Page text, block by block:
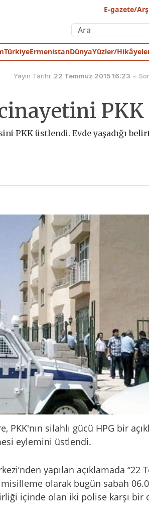
E-gazete/
TürkiyeErmenistanDünyaYüzler/
Yayın Tarihi: 22 Temmuz 2015 16:23 ~
PKK üstlendi. Evde yaşadığı
PKK'nın silahlı gücü HPG bir
eylemini üstlendi.
yapılan açıklamada “22
olarak bugün sabah
içinde olan iki polise karşı bir